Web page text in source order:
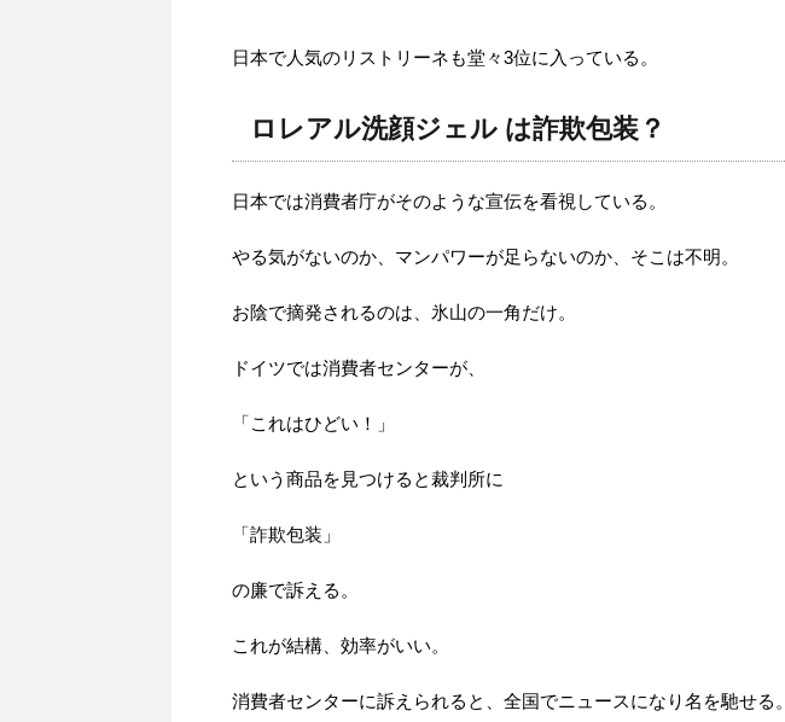
日本で人気のリストリーネも堂々3位に入っている。
ロレアル洗顔ジェル は詐欺包装？
日本では消費者庁がそのような宣伝を看視している。
やる気がないのか、マンパワーが足らないのか、そこは不明。
お陰で摘発されるのは、氷山の一角だけ。
ドイツでは消費者センターが、
「これはひどい！」
という商品を見つけると裁判所に
「詐欺包装」
の廉で訴える。
これが結構、効率がいい。
消費者センターに訴えられると、全国でニュースになり名を馳せる。